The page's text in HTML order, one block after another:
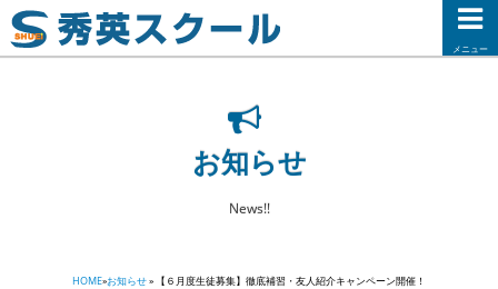
メニュー
お知らせ
News!!
HOME»お知らせ» 【６月度生徒募集】徹底補習・友人紹介キャンペーン開催！